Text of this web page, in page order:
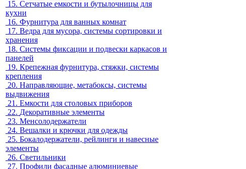
15. Сетчатые емкости и бутылочницы для
кухни
16. Фурнитура для ванных комнат
17. Ведра для мусора, системы сортировки и
хранения
18. Системы фиксации и подвески каркасов и
панелей
19. Крепежная фурнитура, стяжки, системы
крепления
20. Направляющие, метабоксы, системы
выдвижения
21. Емкости для столовых приборов
22. Декоративные элементы
23. Менсолодержатели
24. Вешалки и крючки для одежды
25. Бокалодержатели, рейлинги и навесные
элементы
26. Светильники
27. Профили фасадные алюминиевые